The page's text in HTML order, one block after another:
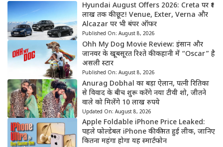
Hyundai August Offers 2026: Creta पर ₹1
लाख तक की छूट! Venue, Exter, Verna और
Alcazar पर भी बंपर ऑफर
Published On: August 8, 2026
Ohh My Dog Movie Review: इंसान और
जानवर के खूबसूरत रिश्ते की कहानी में “Oscar” है
असली स्टार
Published On: August 8, 2026
Anurag Dobhal का बड़ा ऐलान, पत्नी रितिका
से विवाद के बीच शुरू करेंगे नया टीवी शो, जीतने
वाले को मिलेंगे 10 लाख रुपये
Updated On: August 8, 2026
Apple Foldable iPhone Price Leaked:
पहले फोल्डेबल iPhone की कीमत हुई लीक, जानिए
कितना महंगा होगा यह स्मार्टफोन